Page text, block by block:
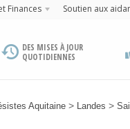
Finances Soutien aux
DES MISES À JOUR
QUOTIDIENNES
Aquitaine > Landes >